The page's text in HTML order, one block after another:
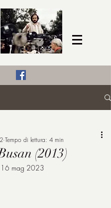
michemar
(2013)
Tempo di lettura: 4 min
16 mag 2023